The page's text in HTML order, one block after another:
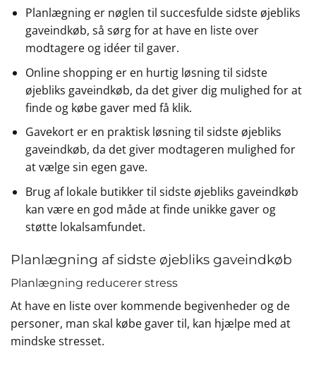
Planlægning er nøglen til succesfulde sidste øjebliks
gaveindkøb, så sørg for at have en liste over
modtagere og idéer til gaver.
Online shopping er en hurtig løsning til sidste
øjebliks gaveindkøb, da det giver dig mulighed for at
finde og købe gaver med få klik.
Gavekort er en praktisk løsning til sidste øjebliks
gaveindkøb, da det giver modtageren mulighed for
at vælge sin egen gave.
Brug af lokale butikker til sidste øjebliks gaveindkøb
kan være en god måde at finde unikke gaver og
støtte lokalsamfundet.
Planlægning af sidste øjebliks gaveindkøb
Planlægning reducerer stress
At have en liste over kommende begivenheder og de
personer, man skal købe gaver til, kan hjælpe med at
mindske stresset.